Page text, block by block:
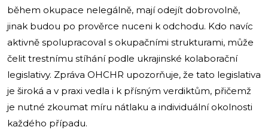
během okupace nelegálně, mají odejít dobrovolně,
jinak budou po prověrce nuceni k odchodu. Kdo navíc
aktivně spolupracoval s okupačními strukturami, může
čelit trestnímu stíhání podle ukrajinské kolaborační
legislativy. Zpráva OHCHR upozorňuje, že tato legislativa
je široká a v praxi vedla i k přísným verdiktům, přičemž
je nutné zkoumat míru nátlaku a individuální okolnosti
každého případu.